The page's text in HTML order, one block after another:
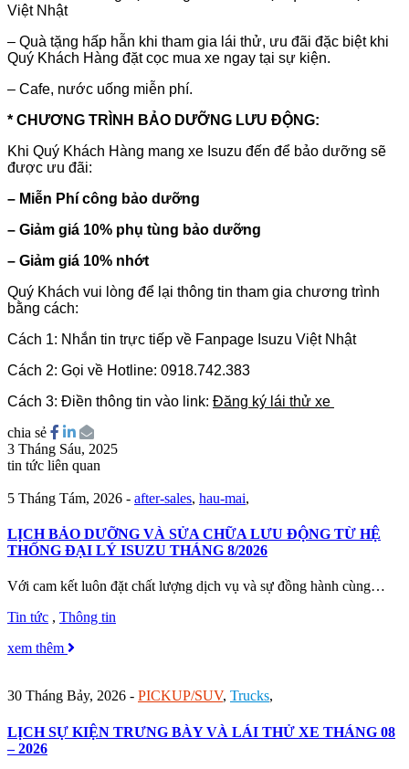
Việt Nhật
– Quà tặng hấp hẫn khi tham gia lái thử, ưu đãi đặc biệt khi
Quý Khách Hàng đặt cọc mua xe ngay tại sự kiện.
– Cafe, nước uống miễn phí.
* CHƯƠNG TRÌNH BẢO DƯỠNG LƯU ĐỘNG:
Khi Quý Khách Hàng mang xe Isuzu đến để bảo dưỡng sẽ
được ưu đãi:
– Miễn Phí công bảo dưỡng
– Giảm giá 10% phụ tùng bảo dưỡng
– Giảm giá 10% nhớt
Quý Khách vui lòng để lại thông tin tham gia chương trình
bằng cách:
Cách 1: Nhắn tin trực tiếp về Fanpage Isuzu Việt Nhật
Cách 2: Gọi về Hotline: 0918.742.383
Cách 3: Điền thông tin vào link: Đăng ký lái thử xe
chia sẻ
3 Tháng Sáu, 2025
tin tức liên quan
5 Tháng Tám, 2026 - after-sales, hau-mai,
LỊCH BẢO DƯỠNG VÀ SỬA CHỮA LƯU ĐỘNG TỪ HỆ
THỐNG ĐẠI LÝ ISUZU THÁNG 8/2026
Với cam kết luôn đặt chất lượng dịch vụ và sự đồng hành cùng…
Tin tức , Thông tin
xem thêm
30 Tháng Bảy, 2026 - PICKUP/SUV, Trucks,
LỊCH SỰ KIỆN TRƯNG BÀY VÀ LÁI THỬ XE THÁNG 08
– 2026